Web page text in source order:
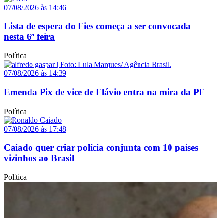
07/08/2026 às 14:46
Lista de espera do Fies começa a ser convocada
nesta 6ª feira
Política
07/08/2026 às 14:39
Emenda Pix de vice de Flávio entra na mira da PF
Política
07/08/2026 às 17:48
Caiado quer criar polícia conjunta com 10 países
vizinhos ao Brasil
Política